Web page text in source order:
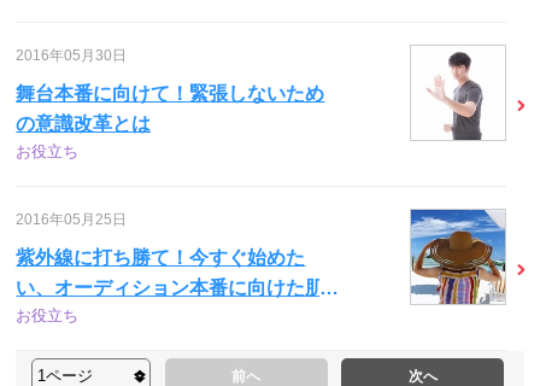
2016年05月30日
舞台本番に向けて！緊張しないため
の意識改革とは
お役立ち
2016年05月25日
紫外線に打ち勝て！今すぐ始めた
い、オーディション本番に向けた肌
のケア方法。
お役立ち
前へ 次へ